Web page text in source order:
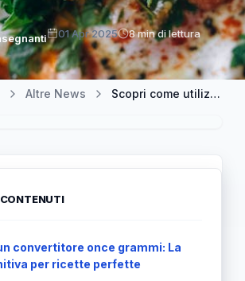
01 Apr 2025 8 min di lettura
Altre News Scopri come utilizzare un convertitore once grammi per ricette perfette
convertitore once grammi: La
per ricette perfette